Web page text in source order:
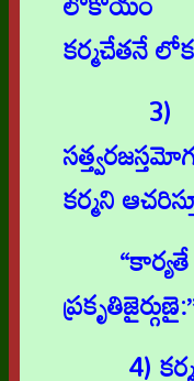
కర్మచేతనే
3)
కర్మని
4)